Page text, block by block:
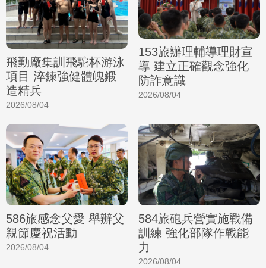
飛勤廠集訓飛駝杯游泳
項目 淬鍊強健體魄鍛
造精兵
2026/08/04
153旅辦理輔導理財宣
導 建立正確觀念強化
防詐意識
2026/08/04
586旅感念父愛 舉辦父
親節慶祝活動
2026/08/04
584旅砲兵營實施戰備
訓練 強化部隊作戰能
力
2026/08/04